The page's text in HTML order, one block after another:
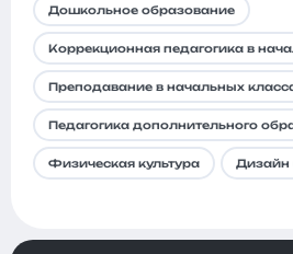
Дошкольное образование
Коррекционная педагогика в
Преподавание в начальных
Педагогика дополнительного
Физическая культура Дизайн